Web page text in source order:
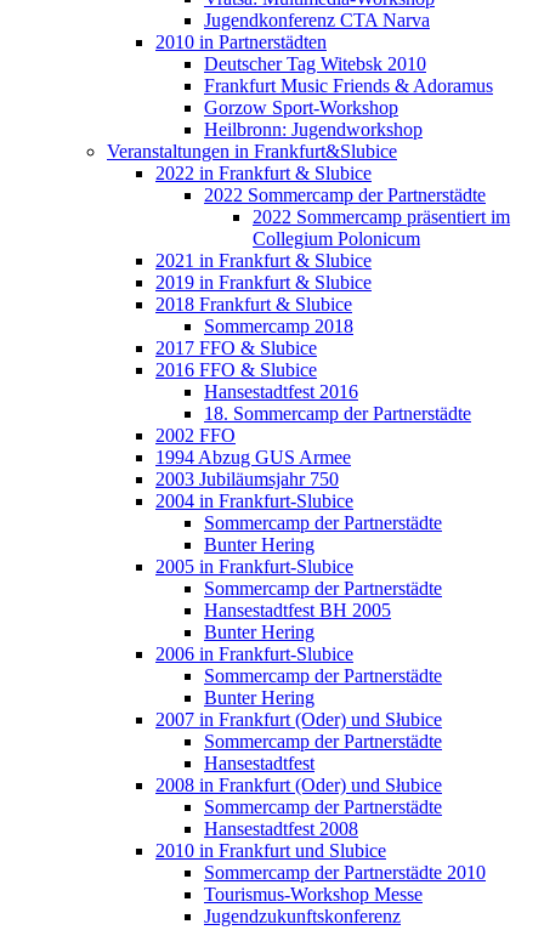
Jugendkonferenz CTA Narva
2010 in Partnerstädten
Deutscher Tag Witebsk 2010
Frankfurt Music Friends & Adoramus
Gorzow Sport-Workshop
Heilbronn: Jugendworkshop
Veranstaltungen in Frankfurt&Slubice
2022 in Frankfurt & Slubice
2022 Sommercamp der Partnerstädte
2022 Sommercamp präsentiert im
Collegium Polonicum
2021 in Frankfurt & Slubice
2019 in Frankfurt & Slubice
2018 Frankfurt & Slubice
Sommercamp 2018
2017 FFO & Slubice
2016 FFO & Slubice
Hansestadtfest 2016
18. Sommercamp der Partnerstädte
2002 FFO
1994 Abzug GUS Armee
2003 Jubiläumsjahr 750
2004 in Frankfurt-Slubice
Sommercamp der Partnerstädte
Bunter Hering
2005 in Frankfurt-Slubice
Sommercamp der Partnerstädte
Hansestadtfest BH 2005
Bunter Hering
2006 in Frankfurt-Slubice
Sommercamp der Partnerstädte
Bunter Hering
2007 in Frankfurt (Oder) und Słubice
Sommercamp der Partnerstädte
Hansestadtfest
2008 in Frankfurt (Oder) und Słubice
Sommercamp der Partnerstädte
Hansestadtfest 2008
2010 in Frankfurt und Slubice
Sommercamp der Partnerstädte 2010
Tourismus-Workshop Messe
Jugendzukunftskonferenz